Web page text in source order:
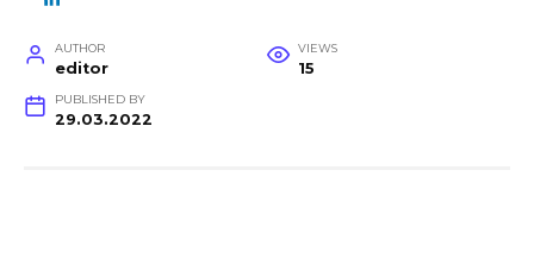
AUTHOR
editor
VIEWS
15
PUBLISHED BY
29.03.2022